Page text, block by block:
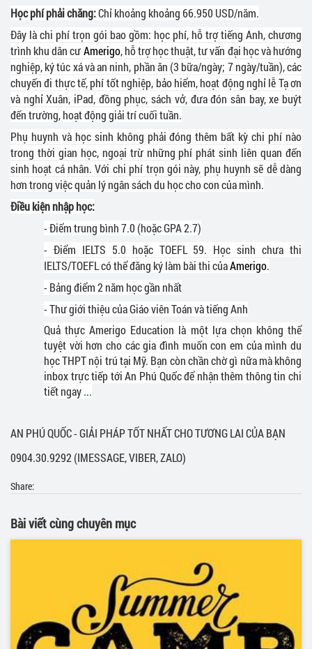
Học phí phải chăng:Chỉ khoảng khoảng 66.950 USD/năm.
Đây là chi phí trọn gói bao gồm: học phí, hỗ trợ tiếng Anh, chương
trình khu dân cưAmerigo, hỗ trợ học thuật, tư vấn đại học và hướng
nghiệp, ký túc xá và an ninh, phần ăn (3 bữa/ngày; 7 ngày/tuần), các
chuyến đi thực tế, phí tốt nghiệp, bảo hiểm, hoạt động nghỉ lễ Tạ ơn
và nghỉ Xuân, iPad, đồng phục, sách vở, đưa đón sân bay, xe buýt
đến trường, hoạt động giải trí cuối tuần.
Phụ huynh và học sinh không phải đóng thêm bất kỳ chi phí nào
trong thời gian học, ngoại trừ những phí phát sinh liên quan đến
sinh hoạt cá nhân. Với chi phí trọn gói này, phụ huynh sẽ dễ dàng
hơn trong việc quản lý ngân sách du học cho con của mình.
Điều kiện nhập học:
- Điểm trung bình 7.0 (hoặc GPA 2.7)
- Điểm IELTS 5.0 hoặc TOEFL 59. Học sinh chưa thi
IELTS/TOEFL có thể đăng ký làm bài thi củaAmerigo.
- Bảng điểm 2 năm học gần nhất
- Thư giới thiệu của Giáo viên Toán và tiếng Anh
Quả thực Amerigo Education là một lựa chọn không thể
tuyệt vời hơn cho các gia đình muốn con em của mình du
học THPT nội trú tại Mỹ. Bạn còn chần chờ gì nữa mà không
inbox trực tiếp tới An Phú Quốc để nhận thêm thông tin chi
tiết ngay ...
AN PHÚ QUỐC - GIẢI PHÁP TỐT NHẤT CHO TƯƠNG LAI CỦA BẠN
0904.30.9292 (IMESSAGE, VIBER, ZALO)
Share:
Bài viết cùng chuyên mục